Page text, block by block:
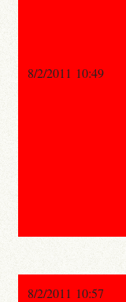
8/2/2011 10:49
8/2/2011 10:57